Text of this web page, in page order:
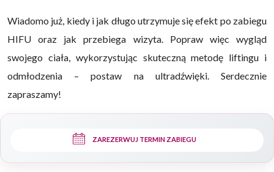
Wiadomo już, kiedy i jak długo utrzymuje się efekt po zabiegu
HIFU oraz jak przebiega wizyta. Popraw więc wygląd
swojego ciała, wykorzystując skuteczną metodę liftingu i
odmłodzenia – postaw na ultradźwięki. Serdecznie
zapraszamy!
ZAREZERWUJ TERMIN ZABIEGU